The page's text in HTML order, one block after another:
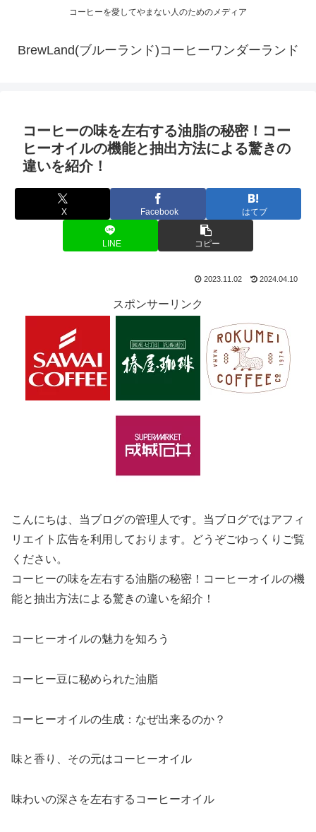
コーヒーを愛してやまない人のためのメディア
BrewLand(ブルーランド)コーヒーワンダーランド
コーヒーの味を左右する油脂の秘密！コー
ヒーオイルの機能と抽出方法による驚きの
違いを紹介！
X Facebook はてブ
LINE コピー
2023.11.02 2024.04.10
スポンサーリンク
こんにちは、当ブログの管理人です。当ブログではアフィ
リエイト広告を利用しております。どうぞごゆっくりご覧
ください。
コーヒーの味を左右する油脂の秘密！コーヒーオイルの機
能と抽出方法による驚きの違いを紹介！
コーヒーオイルの魅力を知ろう
コーヒー豆に秘められた油脂
コーヒーオイルの生成：なぜ出来るのか？
味と香り、その元はコーヒーオイル
味わいの深さを左右するコーヒーオイル